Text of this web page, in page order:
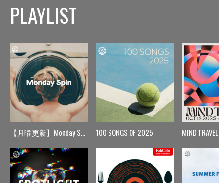
PLAYLIST
【月曜更新】Monday Spin 100 SONGS OF 2025 MIND TRAVEL